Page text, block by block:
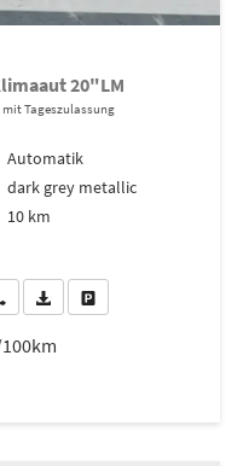
20"LM
mit Tageszulassung
Automatik
dark grey metallic
10 km
Wir rufen Sie anPDF-Datei, Fahrzeugexposé